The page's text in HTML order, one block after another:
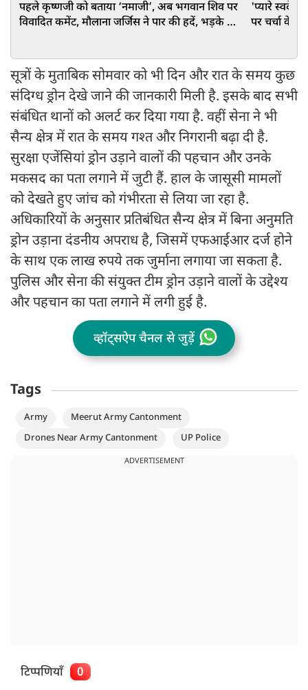
पहले कृष्णजी को बताया ‘नमाजी’, अब भगवान शिव पर
विवादित कमेंट, मौलाना जर्जिस ने पार की हदें, भड़के हिंदू
'प्यारे स्वदेश
पर चर्चा के
सूत्रों के मुताबिक सोमवार को भी दिन और रात के समय कुछ
संदिग्ध ड्रोन देखे जाने की जानकारी मिली है. इसके बाद सभी
संबंधित थानों को अलर्ट कर दिया गया है. वहीं सेना ने भी
सैन्य क्षेत्र में रात के समय गश्त और निगरानी बढ़ा दी है.
सुरक्षा एजेंसियां ड्रोन उड़ाने वालों की पहचान और उनके
मकसद का पता लगाने में जुटी हैं. हाल के जासूसी मामलों
को देखते हुए जांच को गंभीरता से लिया जा रहा है.
अधिकारियों के अनुसार प्रतिबंधित सैन्य क्षेत्र में बिना अनुमति
ड्रोन उड़ाना दंडनीय अपराध है, जिसमें एफआईआर दर्ज होने
के साथ एक लाख रुपये तक जुर्माना लगाया जा सकता है.
पुलिस और सेना की संयुक्त टीम ड्रोन उड़ाने वालों के उद्देश्य
और पहचान का पता लगाने में लगी हुई है.
व्हॉट्सऐप चैनल से जुड़ें
Tags
Army
Meerut Army Cantonment
Drones Near Army Cantonment
UP Police
ADVERTISEMENT
टिप्पणियाँ 0